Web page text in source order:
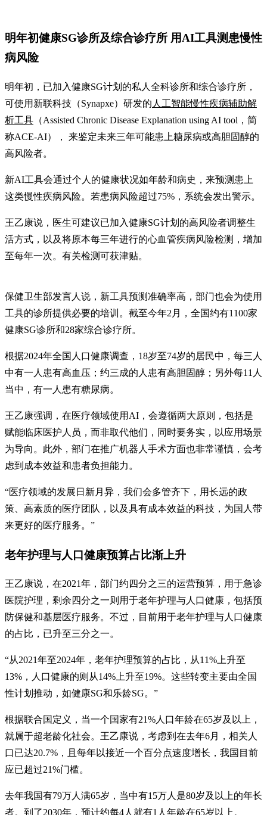
明年初健康SG诊所及综合诊疗所 用AI工具测患慢性
病风险
明年初，已加入健康SG计划的私人全科诊所和综合诊疗所，
可使用新联科技（Synapxe）研发的 人工智能慢性疾病辅助解
析工具 （Assisted Chronic Disease Explanation using AI tool，简
称ACE-AI）， 来鉴定未来三年可能患上糖尿病或高胆固醇的
高风险者。
新AI工具会通过个人的健康状况如年龄和病史，来预测患上
这类慢性疾病风险。若患病风险超过75%，系统会发出警示。
王乙康说，医生可建议已加入健康SG计划的高风险者调整生
活方式，以及将原本每三年进行的心血管疾病风险检测，增加
至每年一次。有关检测可获津贴。
保健卫生部发言人说，新工具预测准确率高，部门也会为使用
工具的诊所提供必要的培训。截至今年2月，全国约有1100家
健康SG诊所和28家综合诊疗所。
根据2024年全国人口健康调查，18岁至74岁的居民中，每三人
中有一人患有高血压；约三成的人患有高胆固醇；另外每11人
当中，有一人患有糖尿病。
王乙康强调，在医疗领域使用AI，会遵循两大原则，包括是
赋能临床医护人员，而非取代他们，同时要务实，以应用场景
为导向。此外，部门在推广机器人手术方面也非常谨慎，会考
虑到成本效益和患者负担能力。
“医疗领域的发展日新月异，我们会多管齐下，用长远的政
策、高素质的医疗团队，以及具有成本效益的科技，为国人带
来更好的医疗服务。”
老年护理与人口健康预算占比渐上升
王乙康说，在2021年，部门约四分之三的运营预算，用于急诊
医院护理，剩余四分之一则用于老年护理与人口健康，包括预
防保健和基层医疗服务。不过，目前用于老年护理与人口健康
的占比，已升至三分之一。
“从2021年至2024年，老年护理预算的占比，从11%上升至
13%，人口健康的则从14%上升至19%。这些转变主要由全国
性计划推动，如健康SG和乐龄SG。”
根据联合国定义，当一个国家有21%人口年龄在65岁及以上，
就属于超老龄化社会。王乙康说，考虑到在去年6月，相关人
口已达20.7%，且每年以接近一个百分点速度增长，我国目前
应已超过21%门槛。
去年我国有79万人满65岁，当中有15万人是80岁及以上的年长
者。到了2030年，预计约每4人就有1人年龄在65岁以上。